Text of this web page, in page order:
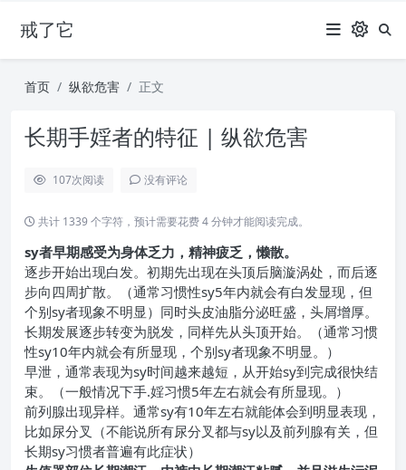
戒了它
首页 纵欲危害 正文
长期手婬者的特征 | 纵欲危害
107次阅读 没有评论
共计 1339 个字符，预计需要花费 4 分钟才能阅读完成。
sy者早期感受为身体乏力，精神疲乏，懒散。
逐步开始出现白发。初期先出现在头顶后脑漩涡处，而后逐
步向四周扩散。（通常习惯性sy5年内就会有白发显现，但
个别sy者现象不明显）同时头皮油脂分泌旺盛，头屑增厚。
长期发展逐步转变为脱发，同样先从头顶开始。（通常习惯
性sy10年内就会有所显现，个别sy者现象不明显。）
早泄，通常表现为sy时间越来越短，从开始sy到完成很快结
束。（一般情况下手.婬习惯5年左右就会有所显现。）
前列腺出现异样。通常sy有10年左右就能体会到明显表现，
比如尿分叉（不能说所有尿分叉都与sy以及前列腺有关，但
长期sy习惯者普遍有此症状）